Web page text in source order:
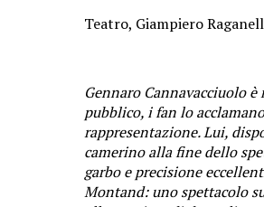
Teatro, Giampiero
Gennaro Cannavacciuolo
pubblico, i fan lo
rappresentazione. Lui,
camerino alla fine dello
garbo e precisione
Montand: uno spettacolo